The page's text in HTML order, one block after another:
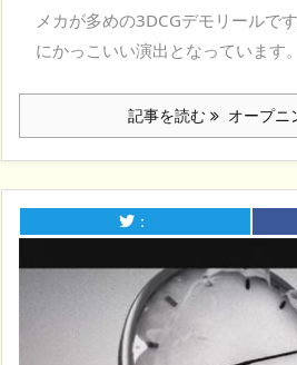
メカが多めの3DCGデモリールで
にかっこいい演出となっています。
記事を読む オープニ
：